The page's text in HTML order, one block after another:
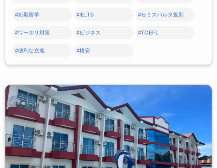
#短期留学 #IELTS #セミスパルタ規則
#ワーホリ対策 #ビジネス #TOEFL
#便利な立地 #格安